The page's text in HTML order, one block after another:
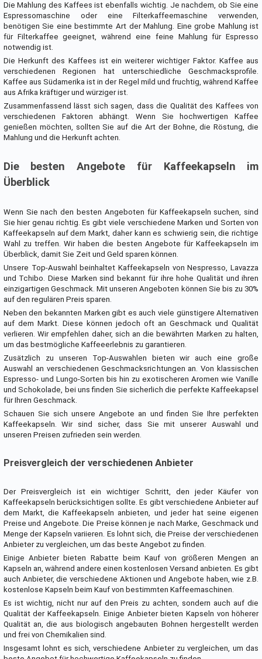
Die Mahlung des Kaffees ist ebenfalls wichtig. Je nachdem, ob Sie eine
Espressomaschine oder eine Filterkaffeemaschine verwenden,
benötigen Sie eine bestimmte Art der Mahlung. Eine grobe Mahlung ist
für Filterkaffee geeignet, während eine feine Mahlung für Espresso
notwendig ist.
Die Herkunft des Kaffees ist ein weiterer wichtiger Faktor. Kaffee aus
verschiedenen Regionen hat unterschiedliche Geschmacksprofile.
Kaffee aus Südamerika ist in der Regel mild und fruchtig, während Kaffee
aus Afrika kräftiger und würziger ist.
Zusammenfassend lässt sich sagen, dass die Qualität des Kaffees von
verschiedenen Faktoren abhängt. Wenn Sie hochwertigen Kaffee
genießen möchten, sollten Sie auf die Art der Bohne, die Röstung, die
Mahlung und die Herkunft achten.
Die besten Angebote für Kaffeekapseln im
Überblick
Wenn Sie nach den besten Angeboten für Kaffeekapseln suchen, sind
Sie hier genau richtig. Es gibt viele verschiedene Marken und Sorten von
Kaffeekapseln auf dem Markt, daher kann es schwierig sein, die richtige
Wahl zu treffen. Wir haben die besten Angebote für Kaffeekapseln im
Überblick, damit Sie Zeit und Geld sparen können.
Unsere Top-Auswahl beinhaltet Kaffeekapseln von Nespresso, Lavazza
und Tchibo. Diese Marken sind bekannt für ihre hohe Qualität und ihren
einzigartigen Geschmack. Mit unseren Angeboten können Sie bis zu 30%
auf den regulären Preis sparen.
Neben den bekannten Marken gibt es auch viele günstigere Alternativen
auf dem Markt. Diese können jedoch oft an Geschmack und Qualität
verlieren. Wir empfehlen daher, sich an die bewährten Marken zu halten,
um das bestmögliche Kaffeeerlebnis zu garantieren.
Zusätzlich zu unseren Top-Auswahlen bieten wir auch eine große
Auswahl an verschiedenen Geschmacksrichtungen an. Von klassischen
Espresso- und Lungo-Sorten bis hin zu exotischeren Aromen wie Vanille
und Schokolade, bei uns finden Sie sicherlich die perfekte Kaffeekapsel
für Ihren Geschmack.
Schauen Sie sich unsere Angebote an und finden Sie Ihre perfekten
Kaffeekapseln. Wir sind sicher, dass Sie mit unserer Auswahl und
unseren Preisen zufrieden sein werden.
Preisvergleich der verschiedenen Anbieter
Der Preisvergleich ist ein wichtiger Schritt, den jeder Käufer von
Kaffeekapseln berücksichtigen sollte. Es gibt verschiedene Anbieter auf
dem Markt, die Kaffeekapseln anbieten, und jeder hat seine eigenen
Preise und Angebote. Die Preise können je nach Marke, Geschmack und
Menge der Kapseln variieren. Es lohnt sich, die Preise der verschiedenen
Anbieter zu vergleichen, um das beste Angebot zu finden.
Einige Anbieter bieten Rabatte beim Kauf von größeren Mengen an
Kapseln an, während andere einen kostenlosen Versand anbieten. Es gibt
auch Anbieter, die verschiedene Aktionen und Angebote haben, wie z.B.
kostenlose Kapseln beim Kauf von bestimmten Kaffeemaschinen.
Es ist wichtig, nicht nur auf den Preis zu achten, sondern auch auf die
Qualität der Kaffeekapseln. Einige Anbieter bieten Kapseln von höherer
Qualität an, die aus biologisch angebauten Bohnen hergestellt werden
und frei von Chemikalien sind.
Insgesamt lohnt es sich, verschiedene Anbieter zu vergleichen, um das